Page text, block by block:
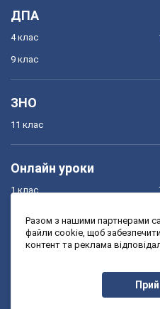
ДПА
4 клас
9 клас
ЗНО
11 клас
Онлайн уроки
1 клас
3 клас
Разом з нашими партнерами
файли cookie, щоб
контент та реклама